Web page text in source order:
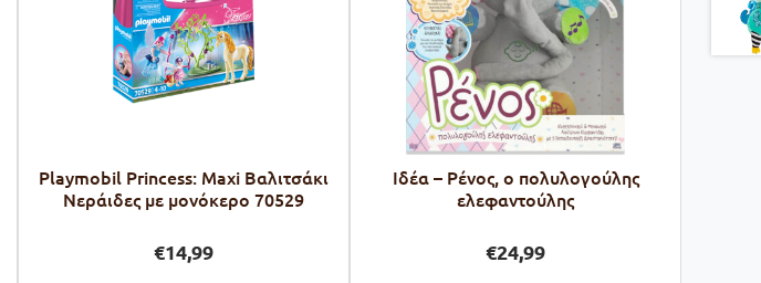
Playmobil Princess: Maxi Βαλιτσάκι
Νεράιδες με μονόκερο 70529
€14,99
Ιδέα – Ρένος, ο πολυλογούλης
ελεφαντούλης
€24,99